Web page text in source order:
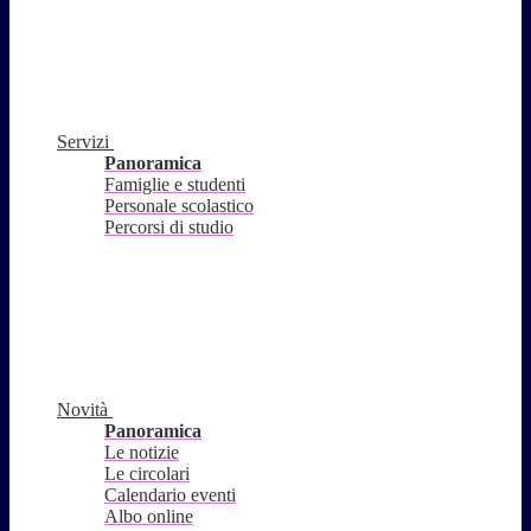
Servizi
Panoramica
Famiglie e studenti
Personale scolastico
Percorsi di studio
Novità
Panoramica
Le notizie
Le circolari
Calendario eventi
Albo online